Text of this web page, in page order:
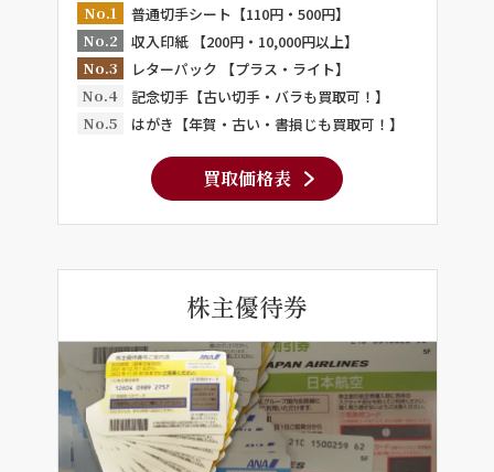
No.1
普通切手シート【110円・500円】
No.2
収入印紙 【200円・10,000円以上】
No.3
レターパック 【プラス・ライト】
No.4
記念切手【古い切手・バラも買取可！】
No.5
はがき【年賀・古い・書損じも買取可！】
買取価格表
株主優待券